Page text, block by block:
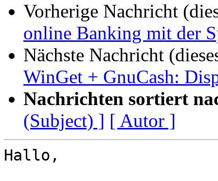
Vorherige Nachricht
online Banking mit der
Nächste Nachricht
WinGet + GnuCash:
Nachrichten sortiert
(Subject) ] [ Autor ]
Hallo,